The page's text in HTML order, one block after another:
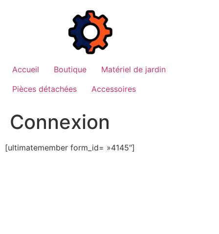
Accueil Boutique
Matériel de jardin
Pièces détachées
Accessoires
Connexion
[ultimatemember form_id= »4145″]